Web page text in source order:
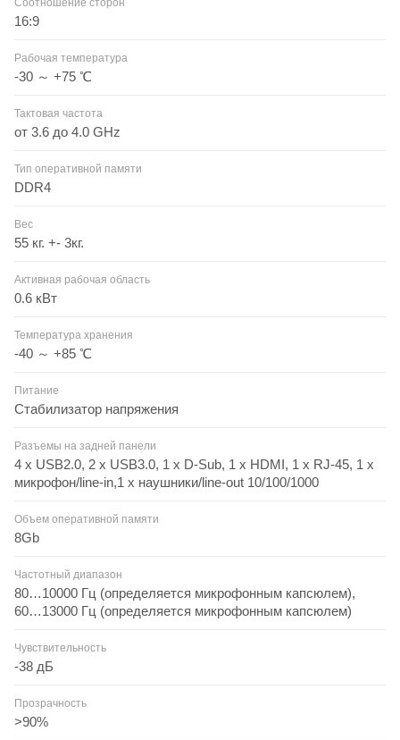
Соотношение сторон
16:9
Рабочая температура
-30 ～ +75 ℃
Тактовая частота
от 3.6 до 4.0 GHz
Тип оперативной памяти
DDR4
Вес
55 кг. +- 3кг.
Активная рабочая область
0.6 кВт
Температура хранения
-40 ～ +85 ℃
Питание
Стабилизатор напряжения
Разъемы на задней панели
4 x USB2.0, 2 x USB3.0, 1 x D-Sub, 1 x HDMI, 1 x RJ-45, 1 x
микрофон/line-in,1 x наушники/line-out 10/100/1000
Объем оперативной памяти
8Gb
Частотный диапазон
80…10000 Гц (определяется микрофонным капсюлем),
60…13000 Гц (определяется микрофонным капсюлем)
Чувствительность
-38 дБ
Прозрачность
>90%